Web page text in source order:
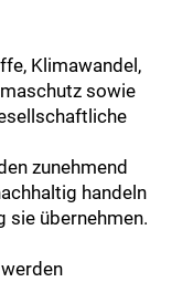
Klimawandel,
sowie
zunehmend
handeln
sie übernehmen.